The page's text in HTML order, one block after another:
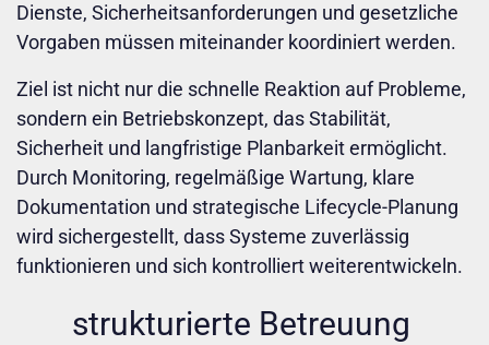
Dienste, Sicherheitsanforderungen und gesetzliche
Vorgaben müssen miteinander koordiniert werden.
Ziel ist nicht nur die schnelle Reaktion auf Probleme,
sondern ein Betriebskonzept, das Stabilität,
Sicherheit und langfristige Planbarkeit ermöglicht.
Durch Monitoring, regelmäßige Wartung, klare
Dokumentation und strategische Lifecycle-Planung
wird sichergestellt, dass Systeme zuverlässig
funktionieren und sich kontrolliert weiterentwickeln.
Verfügbarkeit im Notfall
klare Verantwortlichkeiten
strukturierte Betreuung
geregelte Prozesse